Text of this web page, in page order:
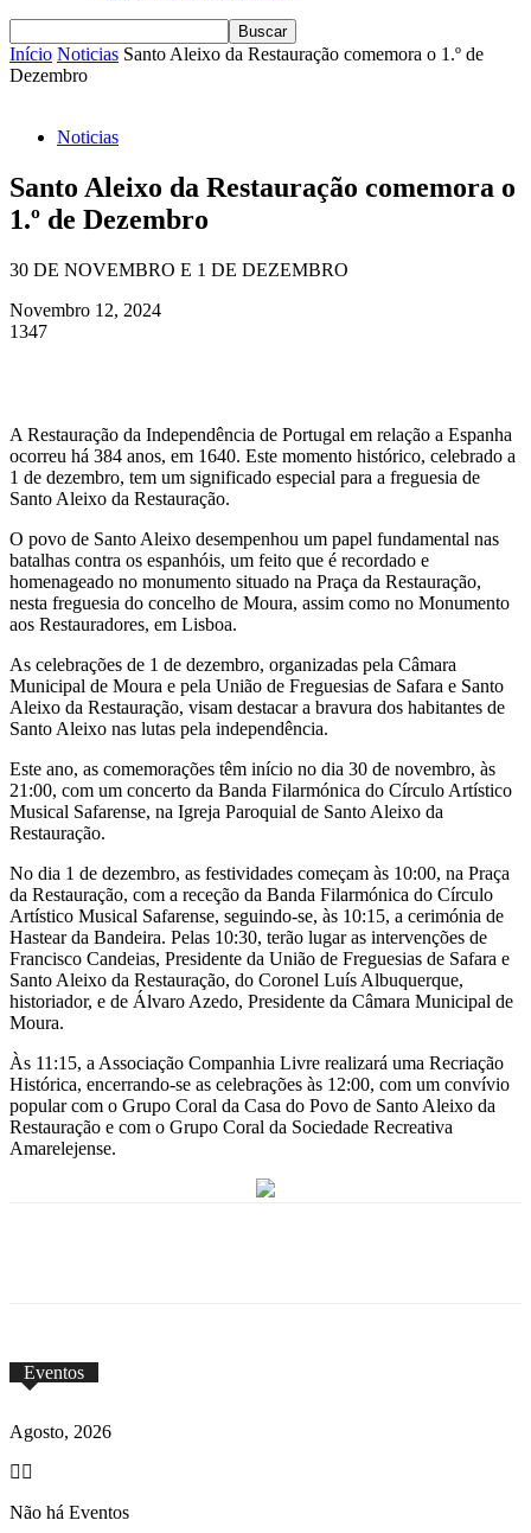
Início Noticias Santo Aleixo da Restauração comemora o 1.º de
Dezembro
Noticias
Santo Aleixo da Restauração comemora o
1.º de Dezembro
30 DE NOVEMBRO E 1 DE DEZEMBRO
Novembro 12, 2024
1347
A Restauração da Independência de Portugal em relação a Espanha
ocorreu há 384 anos, em 1640. Este momento histórico, celebrado a
1 de dezembro, tem um significado especial para a freguesia de
Santo Aleixo da Restauração.
O povo de Santo Aleixo desempenhou um papel fundamental nas
batalhas contra os espanhóis, um feito que é recordado e
homenageado no monumento situado na Praça da Restauração,
nesta freguesia do concelho de Moura, assim como no Monumento
aos Restauradores, em Lisboa.
As celebrações de 1 de dezembro, organizadas pela Câmara
Municipal de Moura e pela União de Freguesias de Safara e Santo
Aleixo da Restauração, visam destacar a bravura dos habitantes de
Santo Aleixo nas lutas pela independência.
Este ano, as comemorações têm início no dia 30 de novembro, às
21:00, com um concerto da Banda Filarmónica do Círculo Artístico
Musical Safarense, na Igreja Paroquial de Santo Aleixo da
Restauração.
No dia 1 de dezembro, as festividades começam às 10:00, na Praça
da Restauração, com a receção da Banda Filarmónica do Círculo
Artístico Musical Safarense, seguindo-se, às 10:15, a cerimónia de
Hastear da Bandeira. Pelas 10:30, terão lugar as intervenções de
Francisco Candeias, Presidente da União de Freguesias de Safara e
Santo Aleixo da Restauração, do Coronel Luís Albuquerque,
historiador, e de Álvaro Azedo, Presidente da Câmara Municipal de
Moura.
Às 11:15, a Associação Companhia Livre realizará uma Recriação
Histórica, encerrando-se as celebrações às 12:00, com um convívio
popular com o Grupo Coral da Casa do Povo de Santo Aleixo da
Restauração e com o Grupo Coral da Sociedade Recreativa
Amarelejense.
Eventos
Agosto, 2026
Não há Eventos